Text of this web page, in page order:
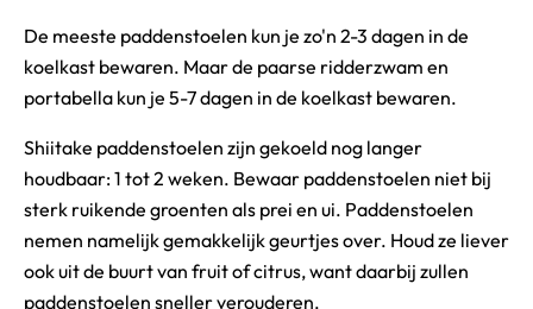
De meeste paddenstoelen kun je zo'n 2-3 dagen in de
koelkast bewaren. Maar de paarse ridderzwam en
portabella kun je 5-7 dagen in de koelkast bewaren.
Shiitake paddenstoelen zijn gekoeld nog langer
houdbaar: 1 tot 2 weken. Bewaar paddenstoelen niet bij
sterk ruikende groenten als prei en ui. Paddenstoelen
nemen namelijk gemakkelijk geurtjes over. Houd ze liever
ook uit de buurt van fruit of citrus, want daarbij zullen
paddenstoelen sneller verouderen.